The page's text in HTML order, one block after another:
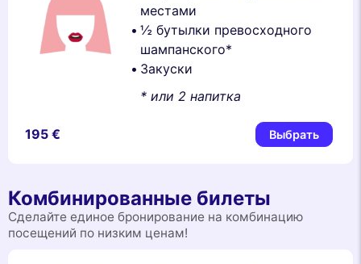
местами
½ бутылки превосходного
шампанского*
Закуски
* или 2 напитка
195 € Выбрать
Комбинированные билеты
Сделайте единое бронирование на комбинацию
посещений по низким ценам!